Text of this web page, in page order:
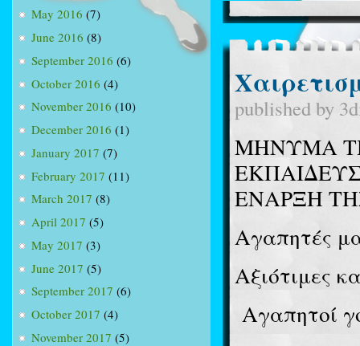
May 2016 (7)
June 2016 (8)
September 2016 (6)
October 2016 (4)
November 2016 (10)
December 2016 (1)
January 2017 (7)
February 2017 (11)
March 2017 (8)
April 2017 (5)
May 2017 (3)
June 2017 (5)
September 2017 (6)
October 2017 (4)
November 2017 (5)
published by
ΜΗΝΥΜΑ
ΕΝΑΡΞΗ
Αγαπητές
Αξιότιμες
Αγαπητοί